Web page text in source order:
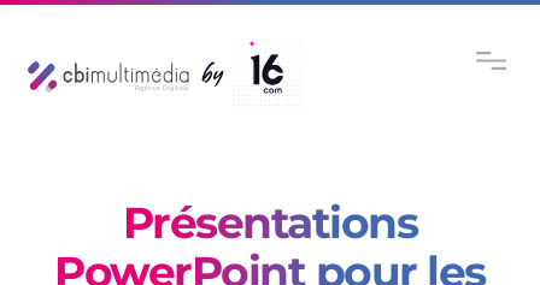
Présentations
PowerPoint pour les